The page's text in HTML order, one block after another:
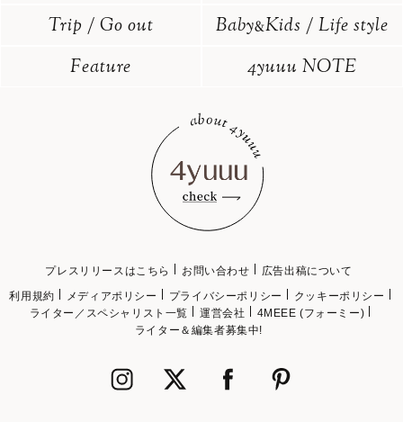
Trip / Go out
Baby&Kids / Life style
Feature
4yuuu NOTE
プレスリリースはこちら お問い合わせ
広告出稿について
利用規約
メディアポリシー プライバシーポリシー
クッキーポリシー
ライター／スペシャリスト一覧
運営会社
4MEEE (フォーミー)
ライター＆編集者募集中!